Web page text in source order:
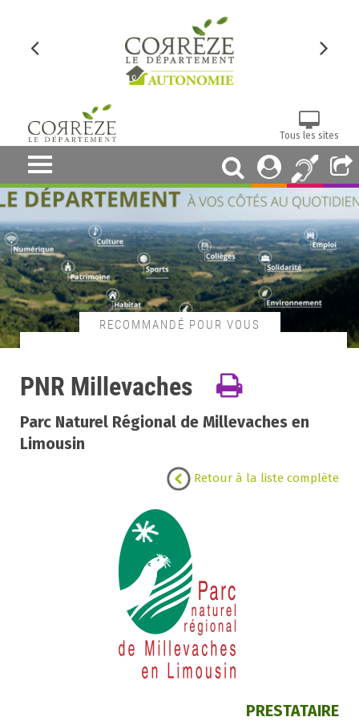
Tous les sites
RECOMMANDÉ POUR VOUS
PNR Millevaches
Parc Naturel Régional de Millevaches en
Limousin
Retour à la liste complète
PRESTATAIRE